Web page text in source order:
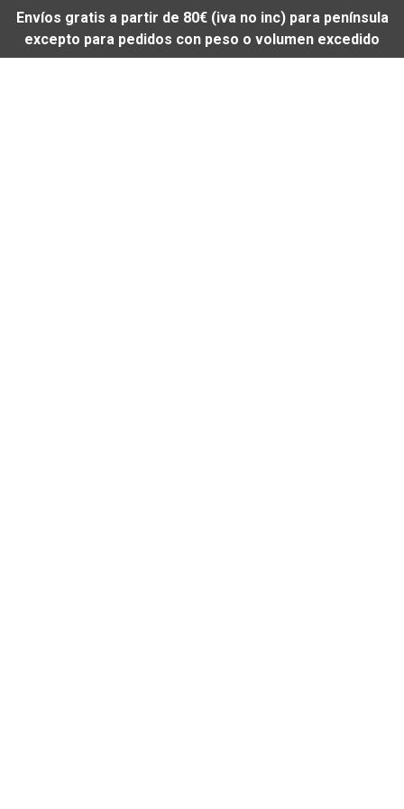
Envíos gratis a partir de 80€ (iva no inc) para península
excepto para pedidos con peso o volumen excedido